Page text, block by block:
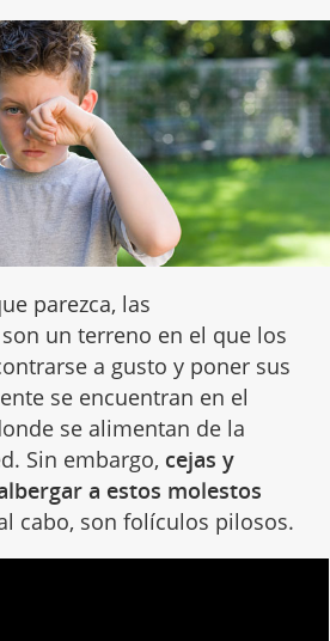
parezca, las
un terreno en el que los
a gusto y poner sus
se encuentran en el
se alimentan de la
Sin embargo, cejas y
a estos molestos
cabo, son folículos pilosos.